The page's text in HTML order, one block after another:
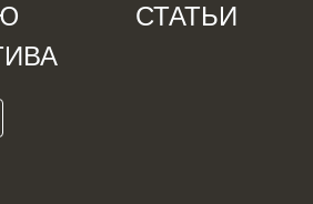
СТАТЬИ